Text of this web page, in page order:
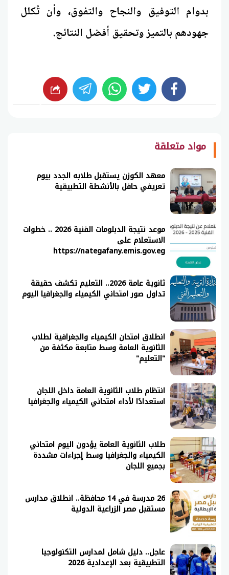
بدوام التوفيق والنجاح والتفوق، وأن تُكلل
جهودهم بالتميز وتحقيق أفضل النتائج.
facebook
twitter
whats شارك
مواد متعلقة
معهد الكوزن يستقبل طلابه الجدد بيوم
تعريفي حافل بالأنشطة التطبيقية
موعد نتيجة الدبلومات الفنية 2026 .. خطوات
الاستعلام على
https://nategafany.emis.gov.eg
ثانوية عامة 2026.. التعليم تكشف حقيقة
تداول صور امتحاني الكيمياء والجغرافيا اليوم
انطلاق امتحان الكيمياء والجغرافية لطلاب
الثانوية العامة وسط متابعة مكثفة من
"التعليم"
انتظام طلاب الثانوية العامة داخل اللجان
استعدادًا لأداء امتحاني الكيمياء والجغرافيا
طلاب الثانوية العامة يؤدون اليوم امتحاني
الكيمياء والجغرافيا وسط إجراءات مشددة
بجميع اللجان
26 مدرسة في 14 محافظة.. انطلاق مدارس
مستقبل مصر الزراعية الدولية
عاجل.. دليل شامل لمدارس التكنولوجيا
التطبيقية بعد الإعدادية 2026